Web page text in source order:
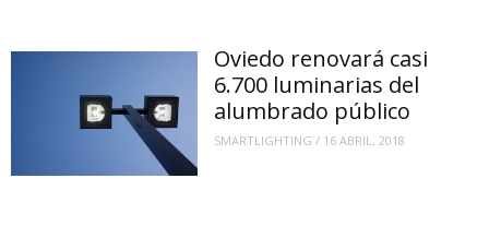
Oviedo renovará casi
6.700 luminarias del
alumbrado público
SMARTLIGHTING / 16 ABRIL, 2018